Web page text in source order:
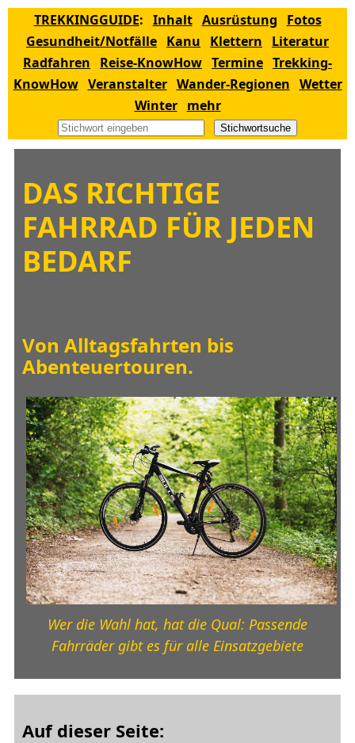
TREKKINGGUIDE: Inhalt Ausrüstung
Fotos
Gesundheit/Notfälle Kanu Klettern
Literatur
Radfahren
Reise-KnowHow Termine Trekking-
KnowHow Veranstalter Wander-Regionen Wetter
Winter
mehr
Stichwortsuche
DAS RICHTIGE
FAHRRAD FÜR JEDEN
BEDARF
Von Alltagsfahrten bis
Abenteuertouren.
Wer die Wahl hat, hat die Qual: Passende
Fahrräder gibt es für alle Einsatzgebiete
Auf dieser Seite: